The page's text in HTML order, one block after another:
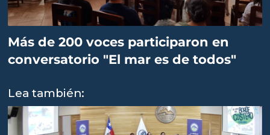
Más de 200 voces participaron en
conversatorio "El mar es de todos"
Lea también: